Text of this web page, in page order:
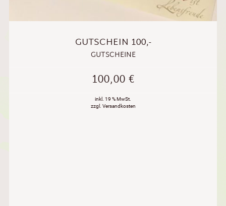
GUTSCHEIN 100,-
GUTSCHEINE
100,00€
inkl. 19 % MwSt.
zzgl. Versandkosten